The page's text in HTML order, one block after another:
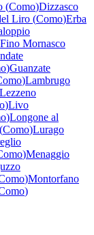
(Como)Dizzasco
Liro (Como)Erba
Fino Mornasco
)Guanzate
)Lambrugo
Lezzeno
)Livo
)Longone al
(Como)Lurago
)Menaggio
)Montorfano
)